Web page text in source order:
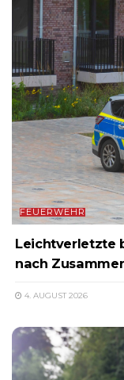
FEUERWEHR
Leichtverletzte
nach
4. AUGUST 2026